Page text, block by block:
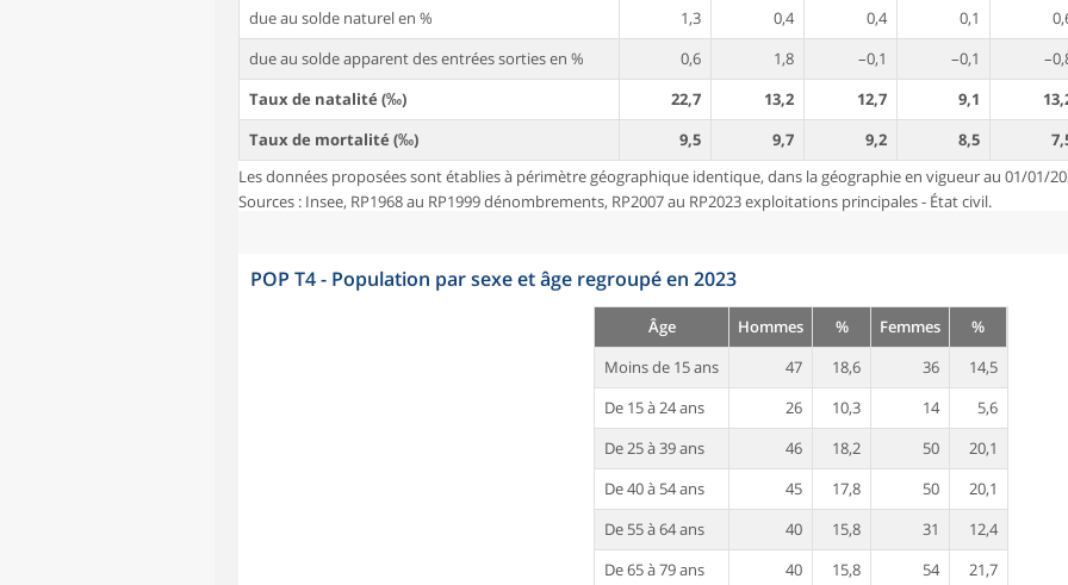
due au solde naturel en % 1,3 0,4 0,4 0,1
due au solde apparent des entrées sorties en %
0,6 1,8 –0,1 –0,1
Taux de natalité (‰)
22,7 13,2 12,7 9,1
Taux de mortalité (‰)
9,5 9,7 9,2 8,5
Les données proposées sont établies à périmètre géographique identique, dans la géographie en vigueur au 01/01/
Sources : Insee, RP1968 au RP1999 dénombrements, RP2007 au RP2023 exploitations principales - État civil.
POP T4 - Population par sexe et âge regroupé en 2023
Âge Hommes % Femmes
%
Moins de 15 ans
47 18,6 36
14,5
De 15 à 24 ans
26 10,3 14
5,6
De 25 à 39 ans
46 18,2 50
20,1
De 40 à 54 ans
45 17,8 50
20,1
De 55 à 64 ans
40 15,8 31
12,4
De 65 à 79 ans
40 15,8 54
21,7